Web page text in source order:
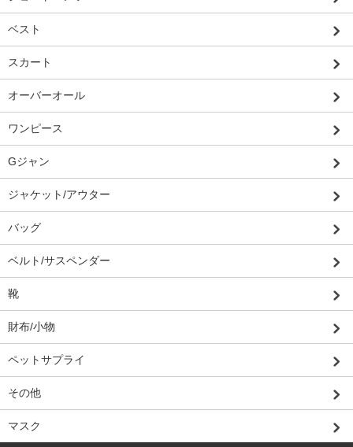
ベスト
スカート
オーバーオール
ワンピース
Gジャン
ジャケット/アウター
バッグ
ベルト/サスペンダー
靴
財布/小物
ペットサプライ
その他
マスク